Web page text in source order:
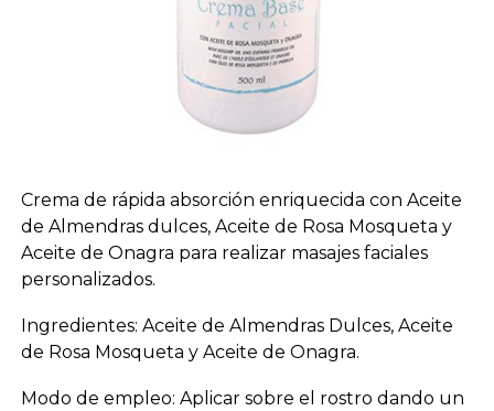
Crema de rápida absorción enriquecida con Aceite
de Almendras dulces, Aceite de Rosa Mosqueta y
Aceite de Onagra para realizar masajes faciales
personalizados.
Ingredientes: Aceite de Almendras Dulces, Aceite
de Rosa Mosqueta y Aceite de Onagra.
Modo de empleo: Aplicar sobre el rostro dando un